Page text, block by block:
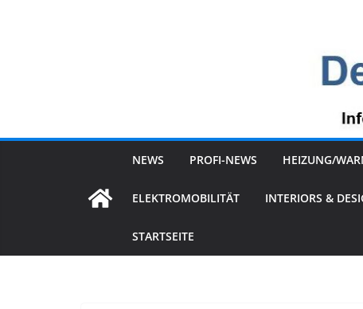
NEWS PROFI-NEWS HEIZUNG/
ELEKTROMOBILITÄT INTERIORS &
STARTSEITE